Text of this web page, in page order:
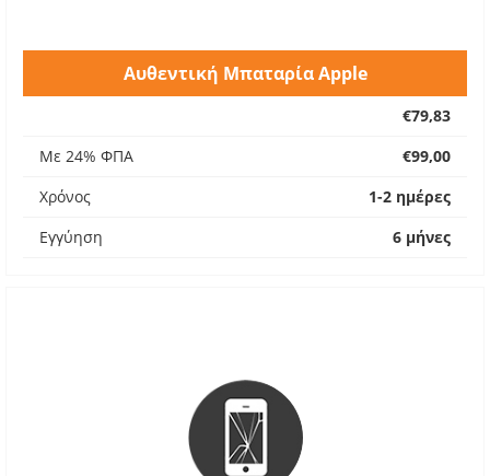
Αυθεντική Μπαταρία Apple
€79,83
Με 24% ΦΠΑ
€99,00
Χρόνος
1-2 ημέρες
Εγγύηση
6 μήνες